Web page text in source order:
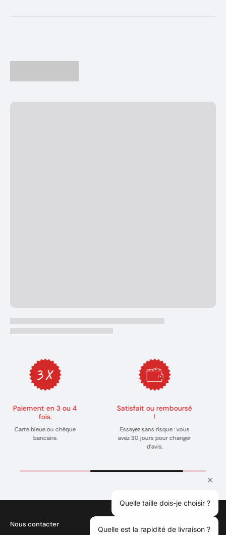
Satisfait ou remboursé
Essayez sans risque : vous
avez 30 jours pour changer
Plus de 8 000 Avis
Rejoignez des milliers de
clients déjà convaincus.
Nous contacter
Quelle taille dois-je choisir ?
Quelle est la rapidité de livraison ?